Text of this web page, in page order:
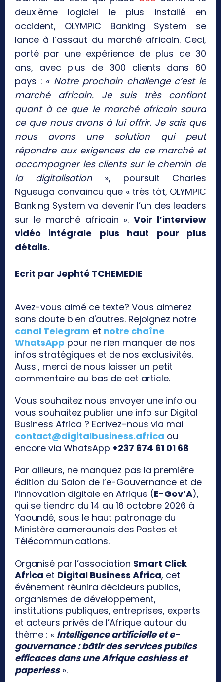
deuxième logiciel le plus installé en
occident, OLYMPIC Banking System se
lance à l’assaut du marché africain. Ceci,
porté par une expérience de plus de 30
ans, avec plus de 300 clients dans 60
pays : « Notre prochain challenge c’est le
marché africain. Je suis très confiant
quant à ce que le marché africain saura
ce que nous avons à lui offrir. Je sais que
nous avons une solution qui peut
répondre aux exigences de ce marché et
accompagner les clients sur le chemin de
la digitalisation», poursuit Charles
Ngueuga convaincu que « très tôt, OLYMPIC
Banking System va devenir l’un des leaders
sur le marché africain ».Voir l’interview
vidéo intégrale plus haut pour plus
détails.
Ecrit par Jephté TCHEMEDIE
Avez-vous aimé ce texte? Vous aimerez
sans doute bien d'autres. Rejoignez notre
canal Telegram et notre chaîne
WhatsApp pour ne rien manquer de nos
infos stratégiques et de nos exclusivités.
Aussi, merci de nous laisser un petit
commentaire au bas de cet article.
Vous souhaitez nous envoyer une info ou
vous souhaitez publier une info sur Digital
Business Africa ? Ecrivez-nous via mail
contact@digitalbusiness.africa ou
encore via WhatsApp +237 674 61 01 68
Par ailleurs, ne manquez pas la première
édition du Salon de l’e-Gouvernance et de
l’innovation digitale en Afrique (E-Gov’A),
qui se tiendra du 14 au 16 octobre 2026 à
Yaoundé, sous le haut patronage du
Ministère camerounais des Postes et
Télécommunications.
Organisé par l’association Smart Click
Africa et Digital Business Africa, cet
événement réunira décideurs publics,
organismes de développement,
institutions publiques, entreprises, experts
et acteurs privés de l’Afrique autour du
thème : « Intelligence artificielle et e-
gouvernance : bâtir des services publics
efficaces dans une Afrique cashless et
paperless».